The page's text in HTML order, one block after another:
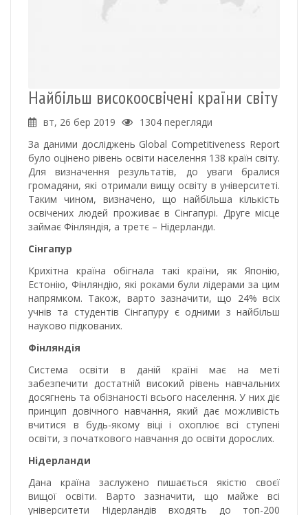
Найбільш високоосвічені країни світу
вт, 26 бер 2019
1304 перегляди
За даними досліджень Global Competitiveness Report
було оцінено рівень освіти населення 138 країн світу.
Для визначення результатів, до уваги бралися
громадяни, які отримали вищу освіту в університеті.
Таким чином, визначено, що найбільша кількість
освічених людей проживає в Сінгапурі. Друге місце
займає Фінляндія, а третє – Нідерланди.
Сінгапур
Крихітна країна обігнала такі країни, як Японію,
Естонію, Фінляндію, які роками були лідерами за цим
напрямком. Також, варто зазначити, що 24% всіх
учнів та студентів Сінгапуру є одними з найбільш
науково підкованих.
Фінляндія
Система освіти в даній країні має на меті
забезпечити достатній високий рівень навчальних
досягнень та обізнаності всього населення. У них діє
принцип довічного навчання, який дає можливість
вчитися в будь-якому віці і охоплює всі ступені
освіти, з початкового навчання до освіти дорослих.
Нідерланди
Дана країна заслужено пишається якістю своєї
вищої освіти. Варто зазначити, що майже всі
університети Нідерландів входять до топ-200